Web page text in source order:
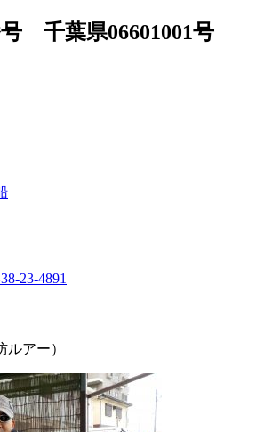
千葉県06601001号
23-4891
ルアー）